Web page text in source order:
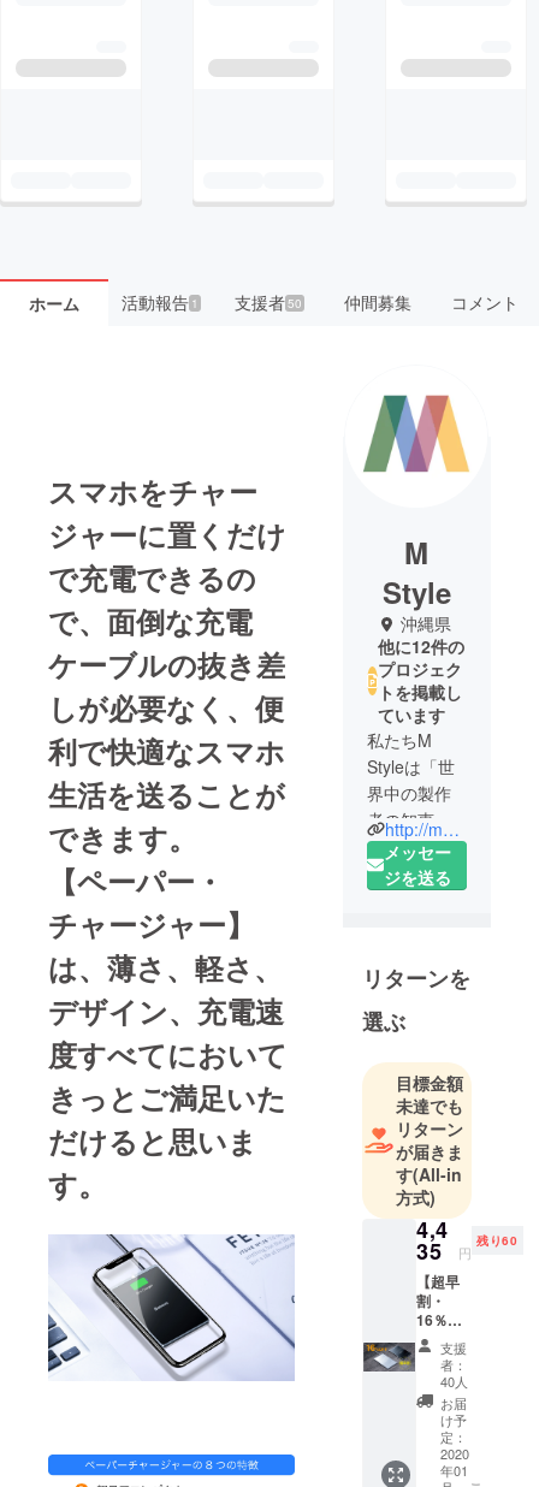
ホーム 活動報告1 支援者50 仲間募集 コメント
スマホをチャー
ジャーに置くだけ
で充電できるの
で、面倒な充電
ケーブルの抜き差
しが必要なく、便
利で快適なスマホ
生活を送ることが
できます。
【ペーパー・
チャージャー】
は、薄さ、軽さ、
デザイン、充電速
度すべてにおいて
きっとご満足いた
だけると思いま
す。
M
Style
沖縄県
他に12件の
プロジェク
トを掲載し
ています
私たちM
Styleは「世
界中の製作
者の知恵と
想いが詰
まった素晴
けする」こ
とをミッ
ションとし
ています。
まだ日本で
知られてい
ない素晴ら
しい商品を
世界中から
お届けする
ことが私た
ちの喜びで
す。どうか
今後ともご
支援のほど
よろしくお
願いいたし
http://mstyle-co.com
メッセー
ジを送る
リターンを
選ぶ
目標金額
未達でも
リターン
が届きま
す(All-in
方式)
4,4
35 円
残り60
【超早
割・
16％OF
F】ペー
パー・
チャー
ジャー×
1台 一
般販売
予定価
格：
支援
者：
40人
お届
け予
定：
2020
年01